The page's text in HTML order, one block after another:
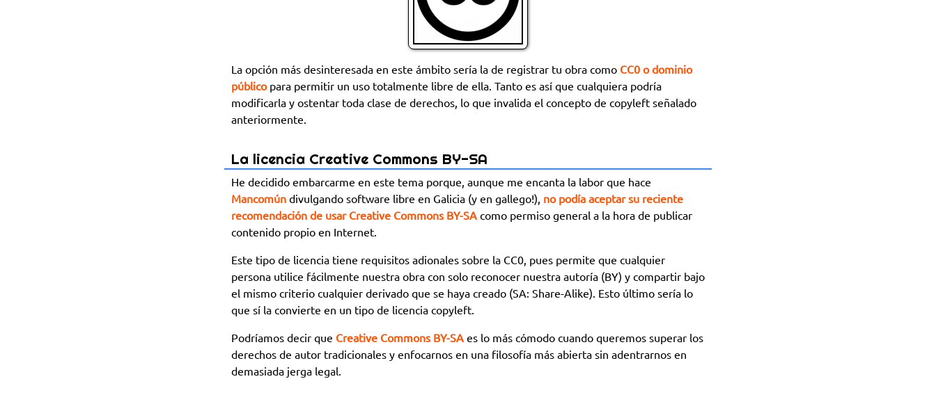
La opción más desinteresada en este ámbito sería la de registrar tu obra como CC0 o dominio
públicopara permitir un uso totalmente libre de ella. Tanto es así que cualquiera podría
modificarla y ostentar toda clase de derechos, lo que invalida el concepto de copyleft señalado
anteriormente.
La licencia Creative Commons BY-SA
He decidido embarcarme en este tema porque, aunque me encanta la labor que hace
Mancomún divulgando software libre en Galicia (y en gallego!), no podía aceptar su reciente
recomendación de usar Creative Commons BY-SA como permiso general a la hora de publicar
contenido propio en Internet.
Este tipo de licencia tiene requisitos adionales sobre la CC0, pues permite que cualquier
persona utilice fácilmente nuestra obra con solo reconocer nuestra autoría (BY) y compartir bajo
el mismo criterio cualquier derivado que se haya creado (SA: Share-Alike). Esto último sería lo
que sí la convierte en un tipo de licencia copyleft.
Podríamos decir que Creative Commons BY-SA es lo más cómodo cuando queremos superar los
derechos de autor tradicionales y enfocarnos en una filosofía más abierta sin adentrarnos en
demasiada jerga legal.